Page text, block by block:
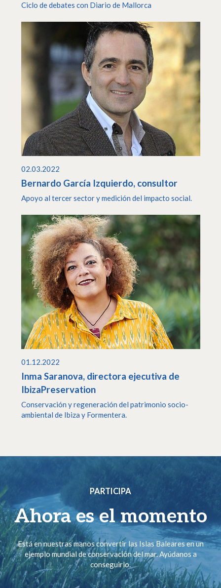
Ciclo de debates con Diario de Mallorca
02.03.2022
Bernardo García Izquierdo, consultor
Apoyo al tercer sector y medición del impacto social.
01.12.2022
Inma Saranova, directora ejecutiva de
IbizaPreservation
Conservación y regeneración del patrimonio socio-
ambiental de Ibiza y Formentera.
PARTICIPA
Ahora es el momento
Está en nuestras manos convertir las Islas Baleares en un
ejemplo mundial de conservación del mar. Ayúdanos a
conseguirlo.